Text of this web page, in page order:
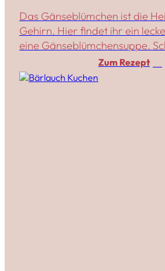
Das Gänseblümchen ist die
Gehirn. Hier findet ihr ein
eine Gänseblümchensuppe.
Zum Rezept